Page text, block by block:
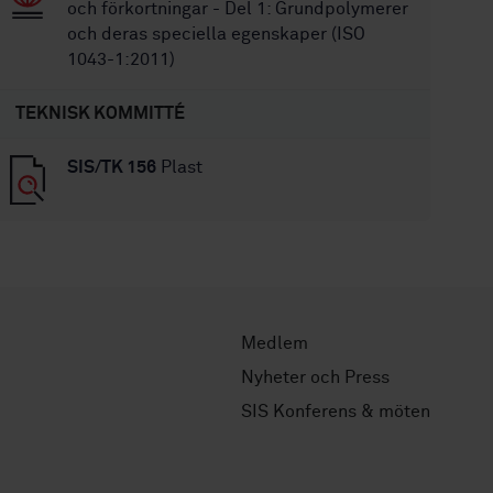
och förkortningar - Del 1: Grundpolymerer
och deras speciella egenskaper (ISO
1043-1:2011)
TEKNISK KOMMITTÉ
SIS/TK 156 Plast
Medlem
Nyheter och Press
SIS Konferens & möten